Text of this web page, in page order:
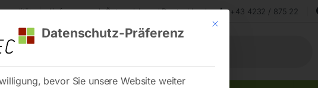
Lieferung nach Österreich und Deutschland +43 4232 / 875 22
Mit diesem Button wird der
Datenschutz-Präferenz
bevor Sie unsere Website weiter